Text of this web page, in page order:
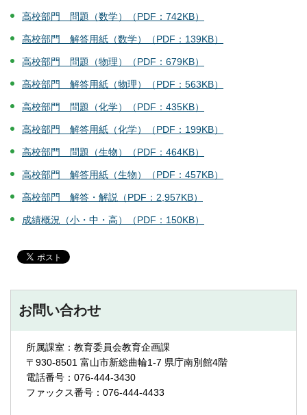
高校部門 問題（数学）（PDF：742KB）
高校部門 解答用紙（数学）（PDF：139KB）
高校部門 問題（物理）（PDF：679KB）
高校部門 解答用紙（物理）（PDF：563KB）
高校部門 問題（化学）（PDF：435KB）
高校部門 解答用紙（化学）（PDF：199KB）
高校部門 問題（生物）（PDF：464KB）
高校部門 解答用紙（生物）（PDF：457KB）
高校部門 解答・解説（PDF：2,957KB）
成績概況（小・中・高）（PDF：150KB）
お問い合わせ
所属課室：教育委員会教育企画課
〒930-8501 富山市新総曲輪1-7 県庁南別館4階
電話番号：076-444-3430
ファックス番号：076-444-4433